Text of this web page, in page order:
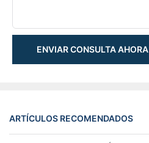
ENVIAR CONSULTA AHORA
ARTÍCULOS RECOMENDADOS